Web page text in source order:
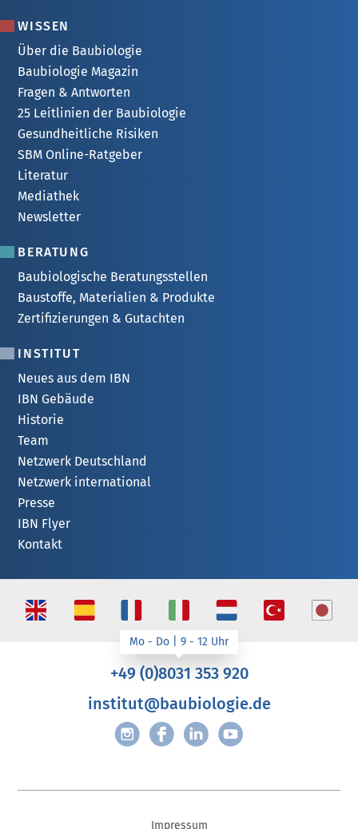
WISSEN
Über die Baubiologie
Baubiologie Magazin
Fragen & Antworten
25 Leitlinien der Baubiologie
Gesundheitliche Risiken
SBM Online-Ratgeber
Literatur
Mediathek
Newsletter
BERATUNG
Baubiologische Beratungsstellen
Baustoffe, Materialien & Produkte
Zertifizierungen & Gutachten
INSTITUT
Neues aus dem IBN
IBN Gebäude
Historie
Team
Netzwerk Deutschland
Netzwerk international
Presse
IBN Flyer
Kontakt
+49 (0)8031 353 920
institut@baubiologie.de
Impressum